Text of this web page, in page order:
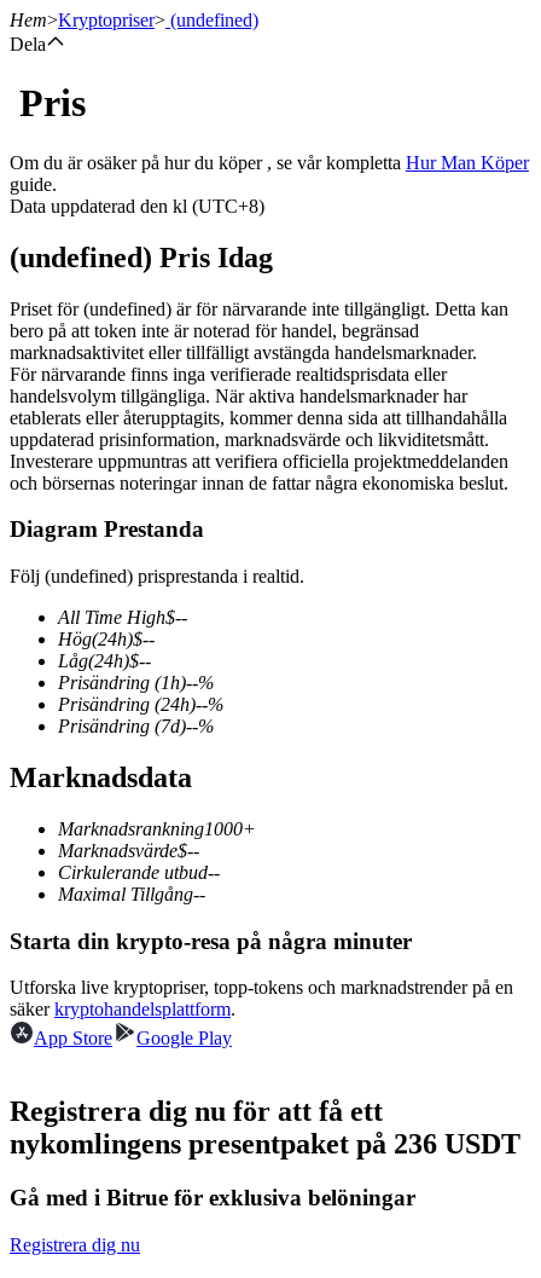
Terminer
USDT Futures
Futures med USDT som säkerhet
COIN-M Futures
Futures för kryptovaluta
TradFi
Derivat för aktier, valuta, ädelmetaller och råvaror
Futures med USDC som säkerhet
Hem>Kryptopriser> (undefined)
Dela
Pris
Om du är osäker på hur du köper , se vår kompletta Hur Man Köper
guide.
Data uppdaterad den kl (UTC+8)
(undefined) Pris Idag
Priset för (undefined) är för närvarande inte tillgängligt. Detta kan
bero på att token inte är noterad för handel, begränsad
marknadsaktivitet eller tillfälligt avstängda handelsmarknader.
För närvarande finns inga verifierade realtidsprisdata eller
handelsvolym tillgängliga. När aktiva handelsmarknader har
etablerats eller återupptagits, kommer denna sida att tillhandahålla
uppdaterad prisinformation, marknadsvärde och likviditetsmått.
Investerare uppmuntras att verifiera officiella projektmeddelanden
och börsernas noteringar innan de fattar några ekonomiska beslut.
Diagram Prestanda
Följ (undefined) prisprestanda i realtid.
All Time High$--
Hög(24h)$--
Låg(24h)$--
Prisändring (1h)--%
Prisändring (24h)--%
Prisändring (7d)--%
Marknadsdata
Marknadsrankning1000+
Marknadsvärde$--
Cirkulerande utbud--
Maximal Tillgång--
Starta din krypto-resa på några minuter
Utforska live kryptopriser, topp-tokens och marknadstrender på en
säkerkryptohandelsplattform.
App Store
Google Play
Registrera dig nu för att få ett
nykomlingens presentpaket på 236 USDT
Gå med i Bitrue för exklusiva belöningar
Registrera dig nu